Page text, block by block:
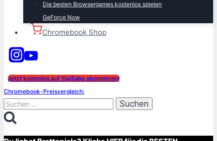
Die besten Browsergames kostenlos spielen
GeForce Now
Chromebook Shop
Jetzt kostenlos auf YouTube abonnieren!
Chromebook-Preisvergleich:
Suchen
nach: